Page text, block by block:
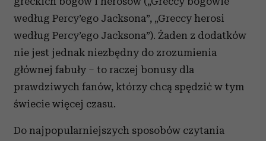
według Percy’ego Jacksona”, „Greccy herosi
według Percy’ego Jacksona”). Żaden z dodatków
nie jest jednak niezbędny do zrozumienia
głównej fabuły – to raczej bonusy dla
prawdziwych fanów, którzy chcą spędzić w tym
świecie więcej czasu.
Do najpopularniejszych sposobów czytania